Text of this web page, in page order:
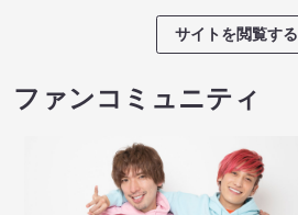
サイトを閲覧する
ファンコミュニティ